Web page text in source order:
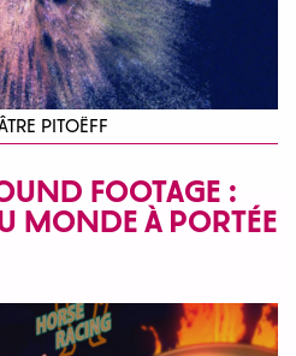
PITOËFF
FOOTAGE :
MONDE À PORTÉE